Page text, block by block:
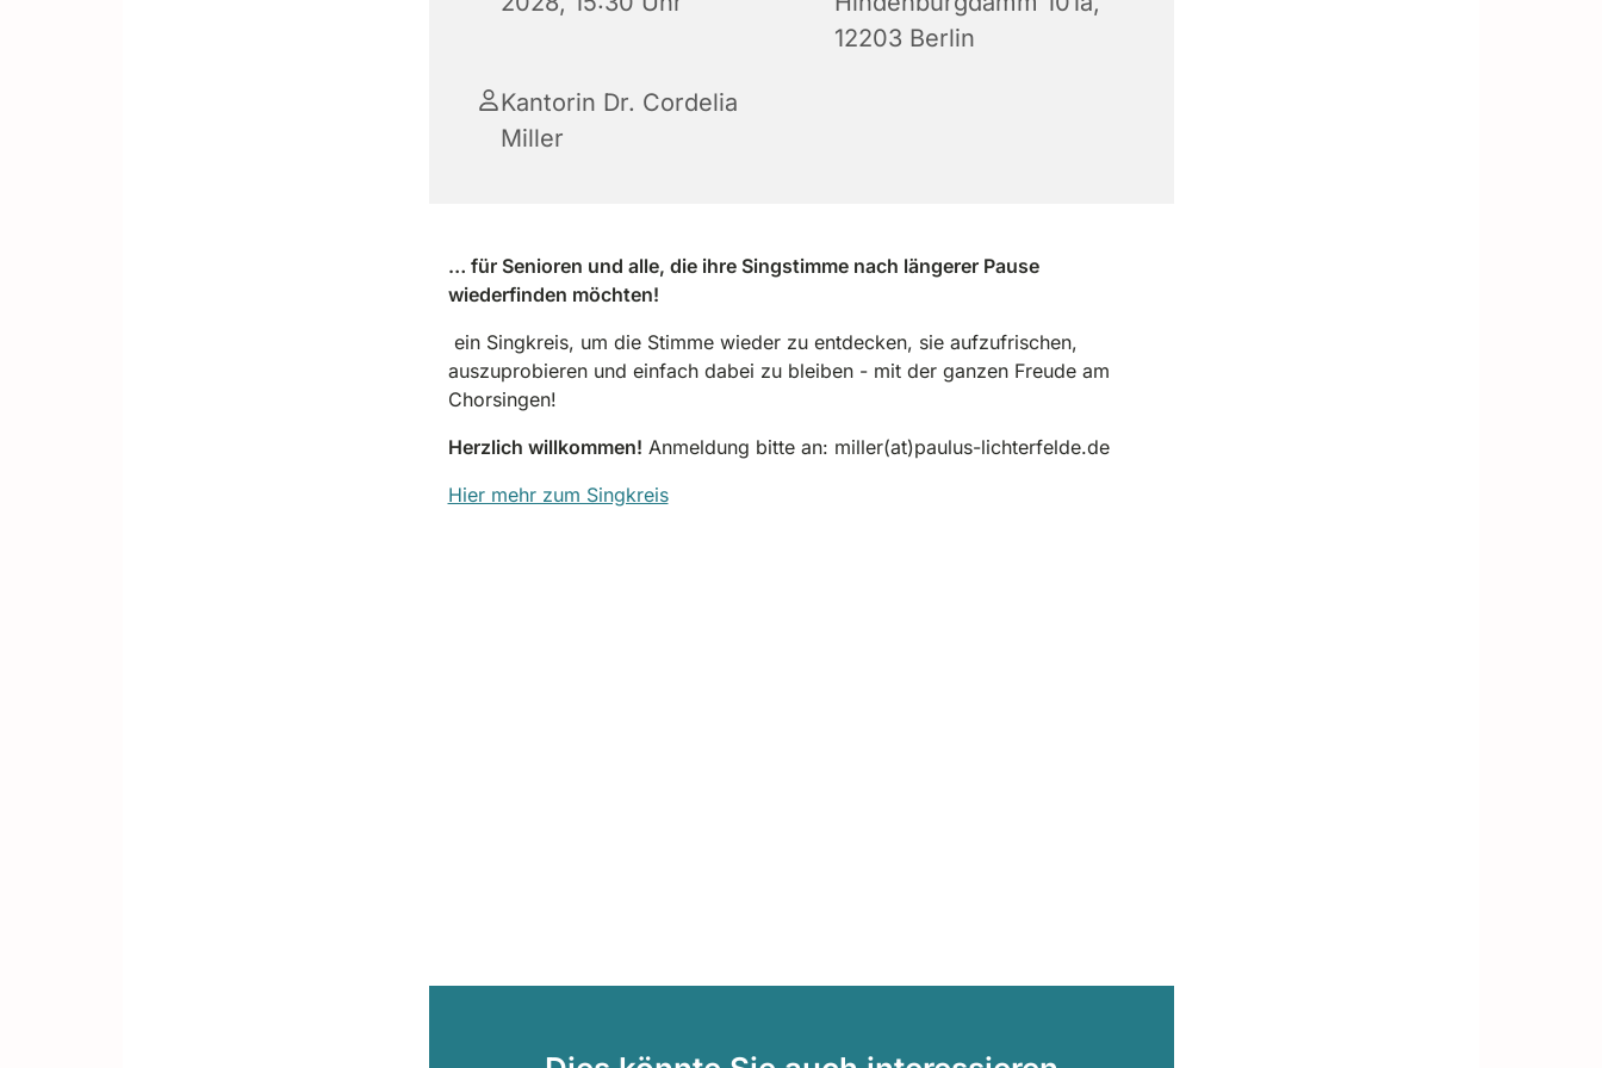
12203 Berlin
Kantorin Dr. Cordelia
Miller
… für Senioren und alle, die ihre Singstimme nach längerer Pause
wiederfinden möchten!
ein Singkreis, um die Stimme wieder zu entdecken, sie aufzufrischen,
auszuprobieren und einfach dabei zu bleiben - mit der ganzen Freude am
Chorsingen!
Herzlich willkommen! Anmeldung bitte an: miller(at)paulus-lichterfelde.de
Hier mehr zum Singkreis